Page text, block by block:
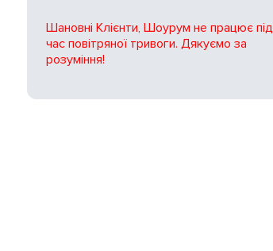
Шановні Клієнти, Шоурум не працює під
час повітряної тривоги. Дякуємо за
розуміння!